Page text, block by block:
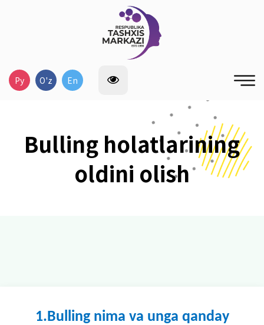
Ру O'z En
Bulling holatlarining
oldini olish
1.Bulling nima va unga qanday